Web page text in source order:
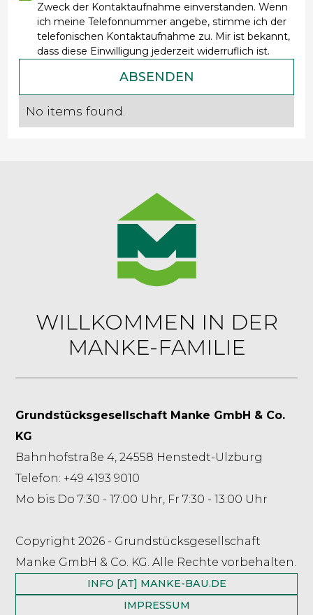
Zweck der Kontaktaufnahme einverstanden. Wenn
ich meine Telefonnummer angebe, stimme ich der
telefonischen Kontaktaufnahme zu. Mir ist bekannt,
dass diese Einwilligung jederzeit widerruflich ist.
No items found.
WILLKOMMEN IN DER
MANKE-FAMILIE
Grundstücksgesellschaft Manke GmbH & Co.
KG
Bahnhofstraße 4, 24558 Henstedt-Ulzburg
Telefon: +49 4193 9010
Mo bis Do 7:30 - 17:00 Uhr, Fr 7:30 - 13:00 Uhr
Copyright 2026 - Grundstücksgesellschaft
Manke GmbH & Co. KG. Alle Rechte vorbehalten.
INFO [AT] MANKE-BAU.DE
IMPRESSUM